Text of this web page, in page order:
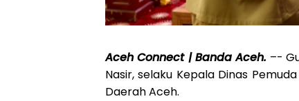
Aceh Connect | Banda Aceh. –-
Nasir, selaku Kepala Dinas
Daerah Aceh.